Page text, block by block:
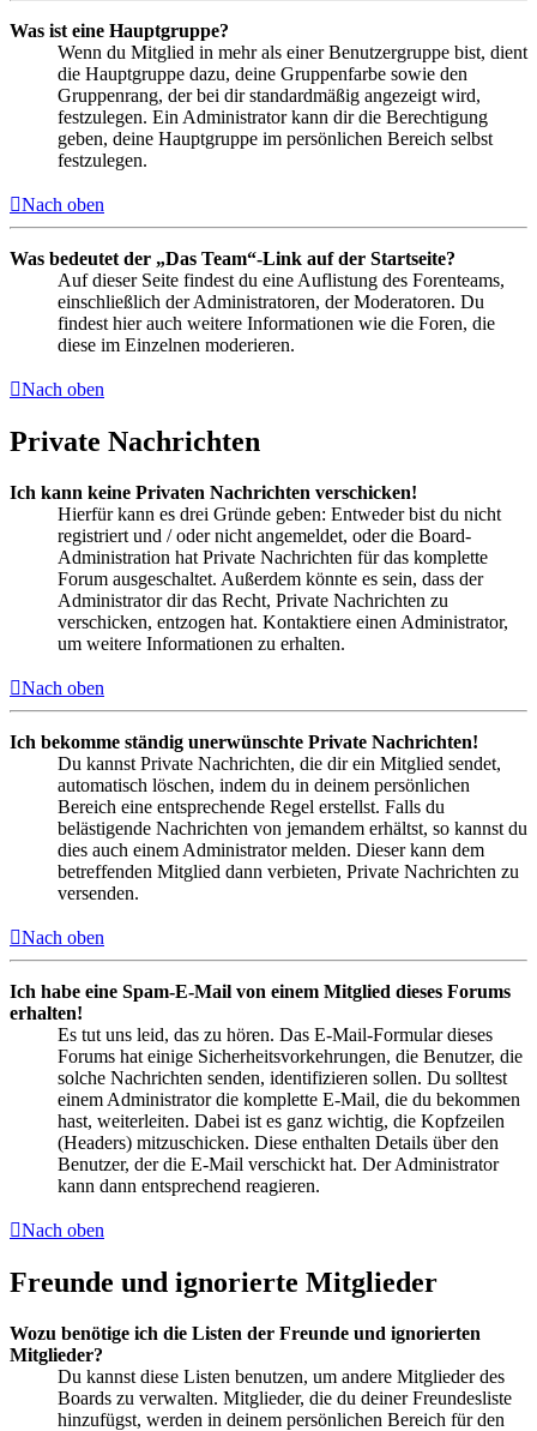
Was ist eine Hauptgruppe?
Wenn du Mitglied in mehr als einer Benutzergruppe bist, dient
die Hauptgruppe dazu, deine Gruppenfarbe sowie den
Gruppenrang, der bei dir standardmäßig angezeigt wird,
festzulegen. Ein Administrator kann dir die Berechtigung
geben, deine Hauptgruppe im persönlichen Bereich selbst
festzulegen.
Nach oben
Was bedeutet der „Das Team“-Link auf der Startseite?
Auf dieser Seite findest du eine Auflistung des Forenteams,
einschließlich der Administratoren, der Moderatoren. Du
findest hier auch weitere Informationen wie die Foren, die
diese im Einzelnen moderieren.
Nach oben
Private Nachrichten
Ich kann keine Privaten Nachrichten verschicken!
Hierfür kann es drei Gründe geben: Entweder bist du nicht
registriert und / oder nicht angemeldet, oder die Board-
Administration hat Private Nachrichten für das komplette
Forum ausgeschaltet. Außerdem könnte es sein, dass der
Administrator dir das Recht, Private Nachrichten zu
verschicken, entzogen hat. Kontaktiere einen Administrator,
um weitere Informationen zu erhalten.
Nach oben
Ich bekomme ständig unerwünschte Private Nachrichten!
Du kannst Private Nachrichten, die dir ein Mitglied sendet,
automatisch löschen, indem du in deinem persönlichen
Bereich eine entsprechende Regel erstellst. Falls du
belästigende Nachrichten von jemandem erhältst, so kannst du
dies auch einem Administrator melden. Dieser kann dem
betreffenden Mitglied dann verbieten, Private Nachrichten zu
versenden.
Nach oben
Ich habe eine Spam-E-Mail von einem Mitglied dieses Forums
erhalten!
Es tut uns leid, das zu hören. Das E-Mail-Formular dieses
Forums hat einige Sicherheitsvorkehrungen, die Benutzer, die
solche Nachrichten senden, identifizieren sollen. Du solltest
einem Administrator die komplette E-Mail, die du bekommen
hast, weiterleiten. Dabei ist es ganz wichtig, die Kopfzeilen
(Headers) mitzuschicken. Diese enthalten Details über den
Benutzer, der die E-Mail verschickt hat. Der Administrator
kann dann entsprechend reagieren.
Nach oben
Freunde und ignorierte Mitglieder
Wozu benötige ich die Listen der Freunde und ignorierten
Mitglieder?
Du kannst diese Listen benutzen, um andere Mitglieder des
Boards zu verwalten. Mitglieder, die du deiner Freundesliste
hinzufügst, werden in deinem persönlichen Bereich für den